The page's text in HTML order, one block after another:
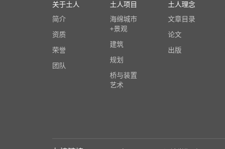
关于土人
简介
资质
荣誉
团队
土人项目
海绵城市
+景观
建筑
规划
桥与装置
艺术
土人理念
文章目录
论文
出版